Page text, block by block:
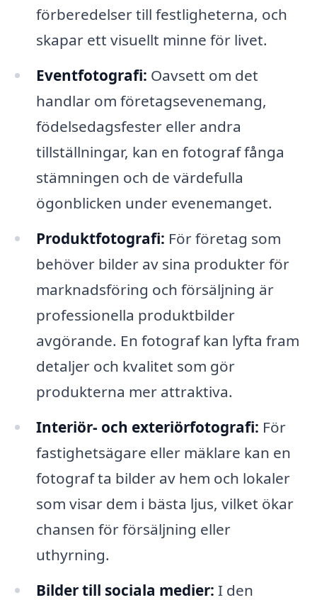
förberedelser till festligheterna, och
skapar ett visuellt minne för livet.
Eventfotografi: Oavsett om det
handlar om företagsevenemang,
födelsedagsfester eller andra
tillställningar, kan en fotograf fånga
stämningen och de värdefulla
ögonblicken under evenemanget.
Produktfotografi: För företag som
behöver bilder av sina produkter för
marknadsföring och försäljning är
professionella produktbilder
avgörande. En fotograf kan lyfta fram
detaljer och kvalitet som gör
produkterna mer attraktiva.
Interiör- och exteriörfotografi: För
fastighetsägare eller mäklare kan en
fotograf ta bilder av hem och lokaler
som visar dem i bästa ljus, vilket ökar
chansen för försäljning eller
uthyrning.
Bilder till sociala medier: I den